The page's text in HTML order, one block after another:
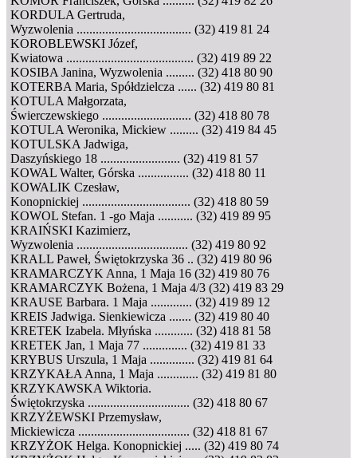
KORDULA Gertruda,
Wyzwolenia .................................... (32) 419 81 24
KOROBLEWSKI Józef,
Kwiatowa ........................................ (32) 419 89 22
KOSIBA Janina, Wyzwolenia ......... (32) 418 80 90
KOTERBA Maria, Spółdzielcza ...... (32) 419 80 81
KOTULA Małgorzata,
Świerczewskiego ............................ (32) 418 80 78
KOTULA Weronika, Mickiew ......... (32) 419 84 45
KOTULSKA Jadwiga,
Daszyńskiego 18 ......................... (32) 419 81 57
KOWAL Walter, Górska ................ (32) 418 80 11
KOWALIK Czesław,
Konopnickiej .................................. (32) 418 80 59
KOWOL Stefan. 1 -go Maja ........... (32) 419 89 95
KRAIŃSKI Kazimierz,
Wyzwolenia ................................... (32) 419 80 92
KRALL Paweł, Świętokrzyska 36 .. (32) 419 80 96
KRAMARCZYK Anna, 1 Maja 16 (32) 419 80 76
KRAMARCZYK Bożena, 1 Maja 4/3 (32) 419 83 29
KRAUSE Barbara. 1 Maja ............. (32) 419 89 12
KREIS Jadwiga. Sienkiewicza ....... (32) 419 80 40
KRETEK Izabela. Młyńska ............ (32) 418 81 58
KRETEK Jan, 1 Maja 77 .............. (32) 419 81 33
KRYBUS Urszula, 1 Maja .............. (32) 419 81 64
KRZYKAŁA Anna, 1 Maja ............. (32) 419 81 80
KRZYKAWSKA Wiktoria.
Świętokrzyska ................................ (32) 418 80 67
KRZYŻEWSKI Przemysław,
Mickiewicza ................................... (32) 418 81 67
KRZYŻOK Helga. Konopnickiej ..... (32) 419 80 74